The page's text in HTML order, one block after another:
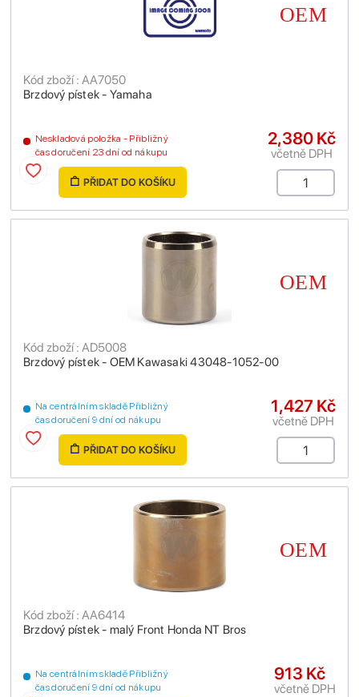
Brzdový pístek - Yamaha
Kód zboží : AA7050
Neskladová položka - Přibližný
čas doručení 23 dní od nákupu
2,380 Kč
včetně DPH
PŘIDAT DO KOŠÍKU
Brzdový pístek - OEM Kawasaki 43048-1052-00
Kód zboží : AD5008
Na centrálním skladě Přibližný
čas doručení 9 dní od nákupu
1,427 Kč
včetně DPH
PŘIDAT DO KOŠÍKU
Brzdový pístek - malý Front Honda NT Bros
Kód zboží : AA6414
Na centrálním skladě Přibližný
čas doručení 9 dní od nákupu
913 Kč
včetně DPH